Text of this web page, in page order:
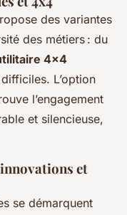
des variantes
des métiers : du
4x4
L’option
l’engagement
et silencieuse,
et
se démarquent